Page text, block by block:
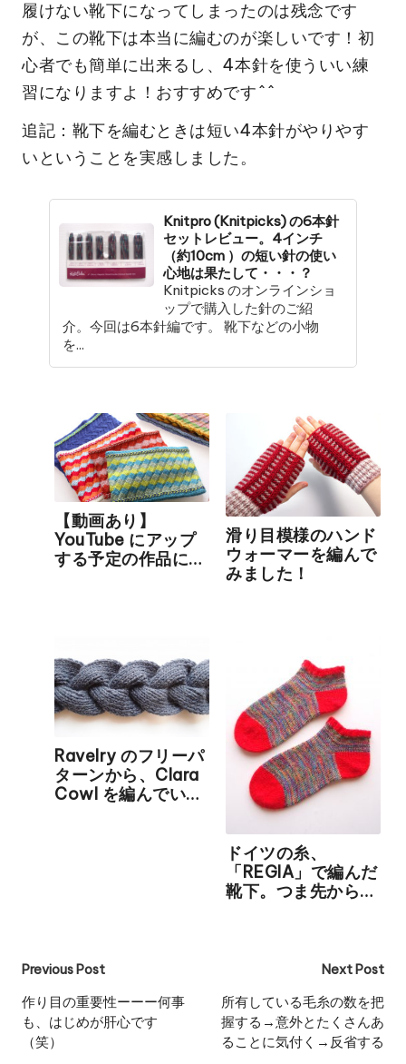
履けない靴下になってしまったのは残念です
が、この靴下は本当に編むのが楽しいです！初
心者でも簡単に出来るし、4本針を使ういい練
習になりますよ！おすすめです^^
追記：靴下を編むときは短い4本針がやりやす
いということを実感しました。
Knitpro (Knitpicks) の6本針
セットレビュー。4インチ
（約10cm ）の短い針の使い
心地は果たして・・・？
Knitpicks のオンラインショ
ップで購入した針のご紹
介。今回は6本針編です。 靴下などの小物
を...
【動画あり】
YouTube にアップ
する予定の作品につ
滑り目模様のハンド
ウォーマーを編んで
みました！
Ravelry のフリーパ
ターンから、Clara
Cowl を編んでいま
ドイツの糸、
「REGIA」で編んだ
靴下。つま先から編
Post
navigation
Previous Post
作り目の重要性ーーー何事
も、はじめが肝心です
（笑）
Next Post
所有している毛糸の数を把
握する→意外とたくさんあ
ることに気付く→反省する